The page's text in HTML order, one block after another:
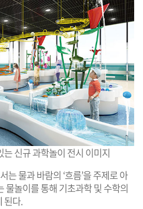
신규 과학놀이 전시 이미지
는 물과 바람의 ‘흐름’을 주제로 아
물놀이를 통해 기초과학 및 수학의
된다.